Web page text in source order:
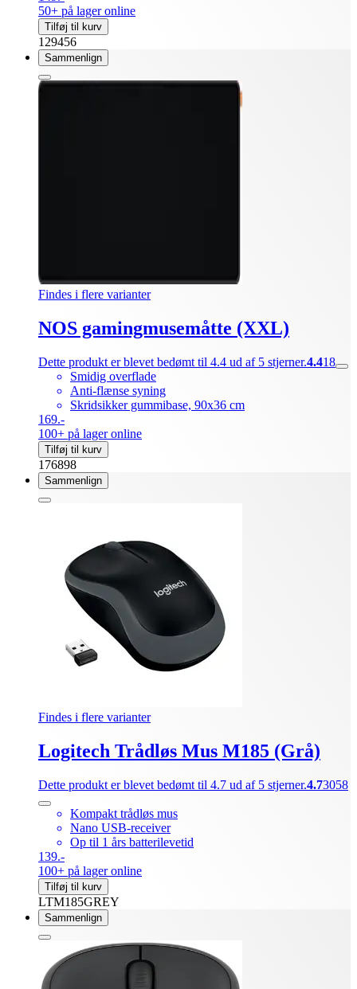
50+ på lager online
Tilføj til kurv
129456
Sammenlign
Findes i flere varianter
NOS gamingmusemåtte (XXL)
Dette produkt er blevet bedømt til 4.4 ud af 5 stjerner.4.418
Smidig overflade
Anti-flænse syning
Skridsikker gummibase, 90x36 cm
169.-
100+ på lager online
Tilføj til kurv
176898
Sammenlign
Findes i flere varianter
Logitech Trådløs Mus M185 (Grå)
Dette produkt er blevet bedømt til 4.7 ud af 5 stjerner.4.73058
Kompakt trådløs mus
Nano USB-receiver
Op til 1 års batterilevetid
139.-
100+ på lager online
Tilføj til kurv
LTM185GREY
Sammenlign